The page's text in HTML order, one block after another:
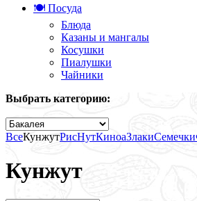
🍽️ Посуда
Блюда
Казаны и мангалы
Косушки
Пиалушки
Чайники
Выбрать категорию:
ВсеКунжутРисНутКиноаЗлакиСемечки
Кунжут